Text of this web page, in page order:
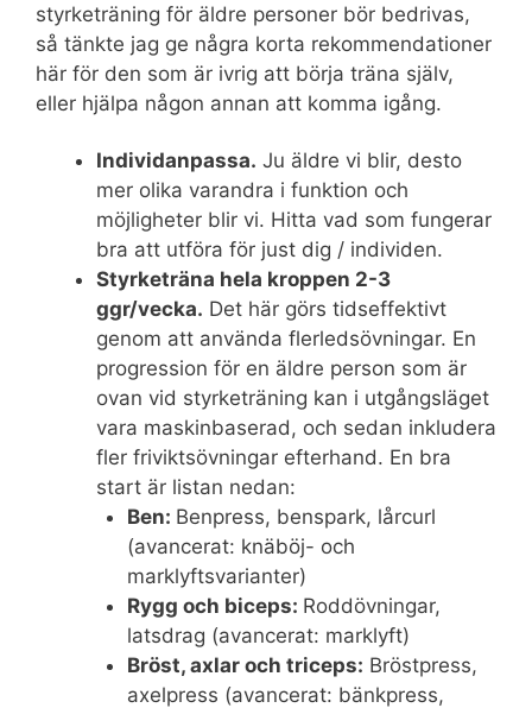
styrketräning för äldre personer bör bedrivas,
så tänkte jag ge några korta rekommendationer
här för den som är ivrig att börja träna själv,
eller hjälpa någon annan att komma igång.
Individanpassa. Ju äldre vi blir, desto
mer olika varandra i funktion och
möjligheter blir vi. Hitta vad som fungerar
bra att utföra för just dig / individen.
Styrketräna hela kroppen 2-3
ggr/vecka. Det här görs tidseffektivt
genom att använda flerledsövningar. En
progression för en äldre person som är
ovan vid styrketräning kan i utgångsläget
vara maskinbaserad, och sedan inkludera
fler friviktsövningar efterhand. En bra
start är listan nedan:
Ben: Benpress, benspark, lårcurl
(avancerat: knäböj- och
marklyftsvarianter)
Rygg och biceps: Roddövningar,
latsdrag (avancerat: marklyft)
Bröst, axlar och triceps: Bröstpress,
axelpress (avancerat: bänkpress,